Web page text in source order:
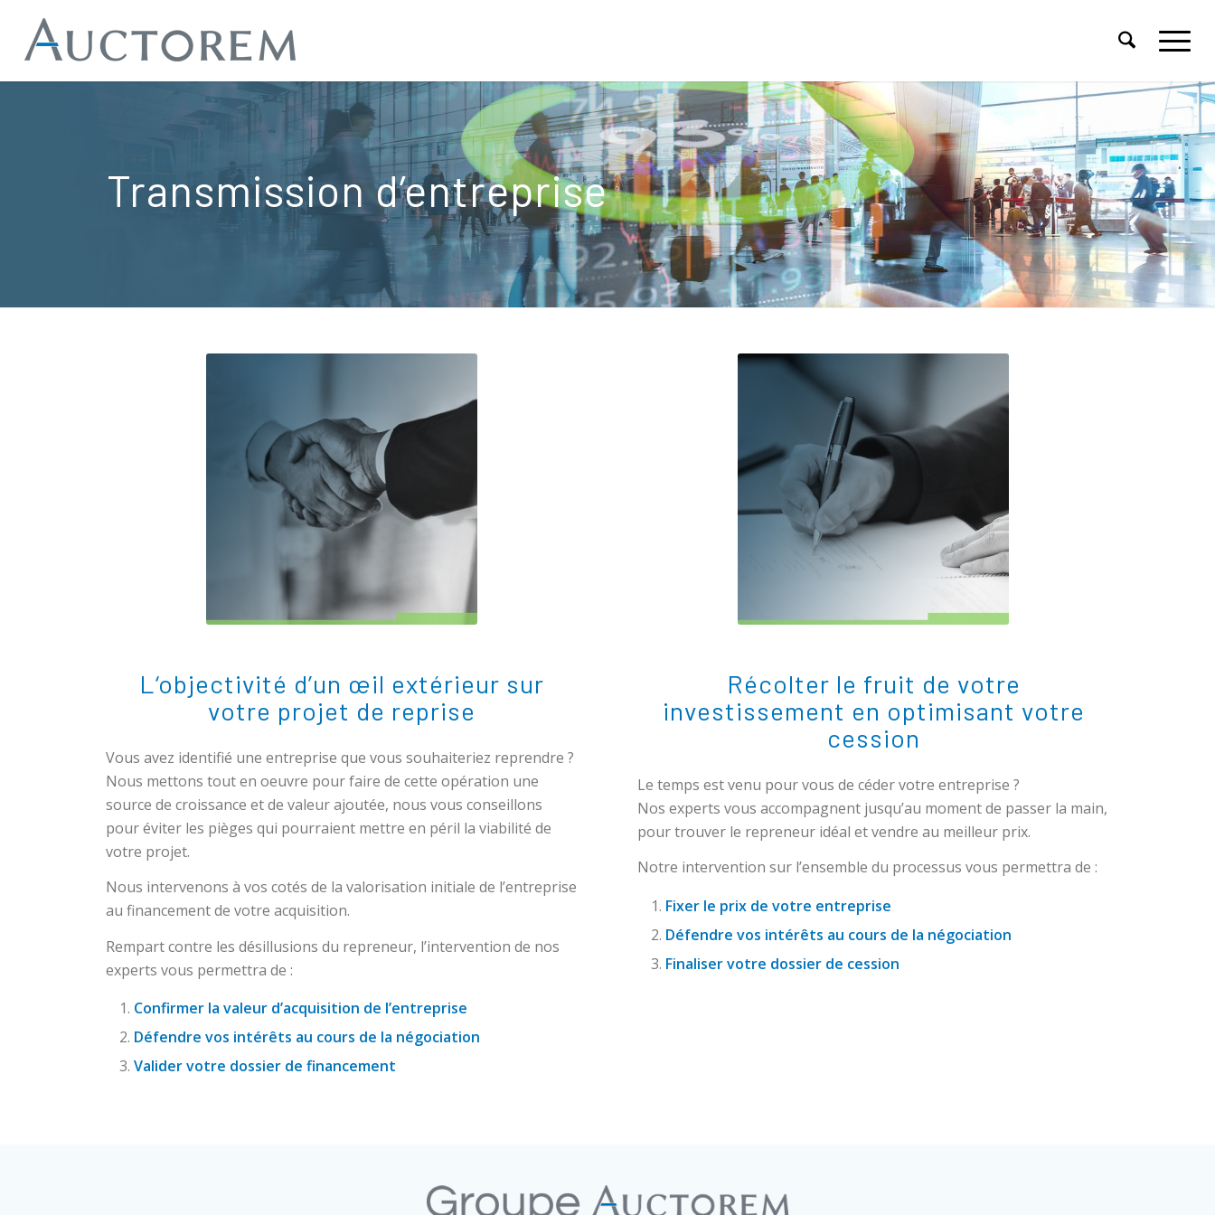
Transmission d’entreprise
L‘objectivité d’un œil extérieur sur
votre projet de reprise
Vous avez identifié une entreprise que vous souhaiteriez reprendre ?
Nous mettons tout en oeuvre pour faire de cette opération une
source de croissance et de valeur ajoutée, nous vous conseillons
pour éviter les pièges qui pourraient mettre en péril la viabilité de
votre projet.
Nous intervenons à vos cotés de la valorisation initiale de l’entreprise
au financement de votre acquisition.
Rempart contre les désillusions du repreneur, l’intervention de nos
experts vous permettra de :
Confirmer la valeur d’acquisition de l’entreprise
Défendre vos intérêts au cours de la négociation
Valider votre dossier de financement
Récolter le fruit de votre
investissement en optimisant votre
cession
Le temps est venu pour vous de céder votre entreprise ?
Nos experts vous accompagnent jusqu’au moment de passer la main,
pour trouver le repreneur idéal et vendre au meilleur prix.
Notre intervention sur l’ensemble du processus vous permettra de :
Fixer le prix de votre entreprise
Défendre vos intérêts au cours de la négociation
Finaliser votre dossier de cession